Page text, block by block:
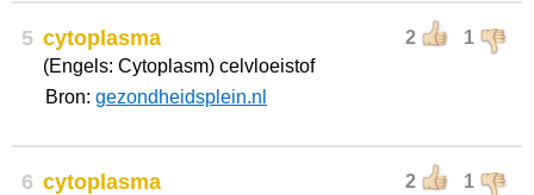
5 2 1
cytoplasma
(Engels: Cytoplasm) celvloeistof
Bron: gezondheidsplein.nl
6 2 1
cytoplasma